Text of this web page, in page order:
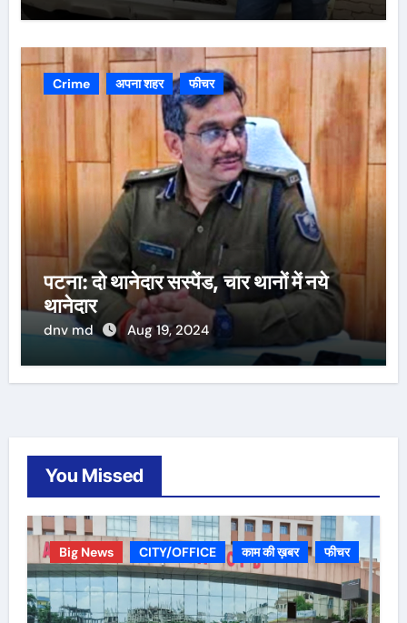
Crime अपना शहर फीचर
पटना: दो थानेदार सस्पेंड, चार थानों में नये
थानेदार
dnv md Aug 19, 2024
You Missed
Big News CITY/OFFICE काम की ख़बर फीचर